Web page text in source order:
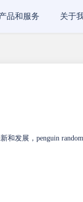
品和服务 关于
和发展，penguin